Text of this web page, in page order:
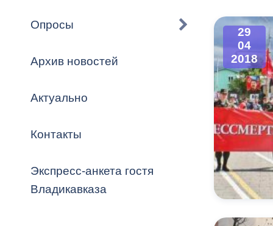
городского
Формы
ОРВ и
Оценка
местного
График
Опросы
Архив новостей
Актуально
Контакты
Экспресс-анкета гостя
Владикавказа
29
04
2018